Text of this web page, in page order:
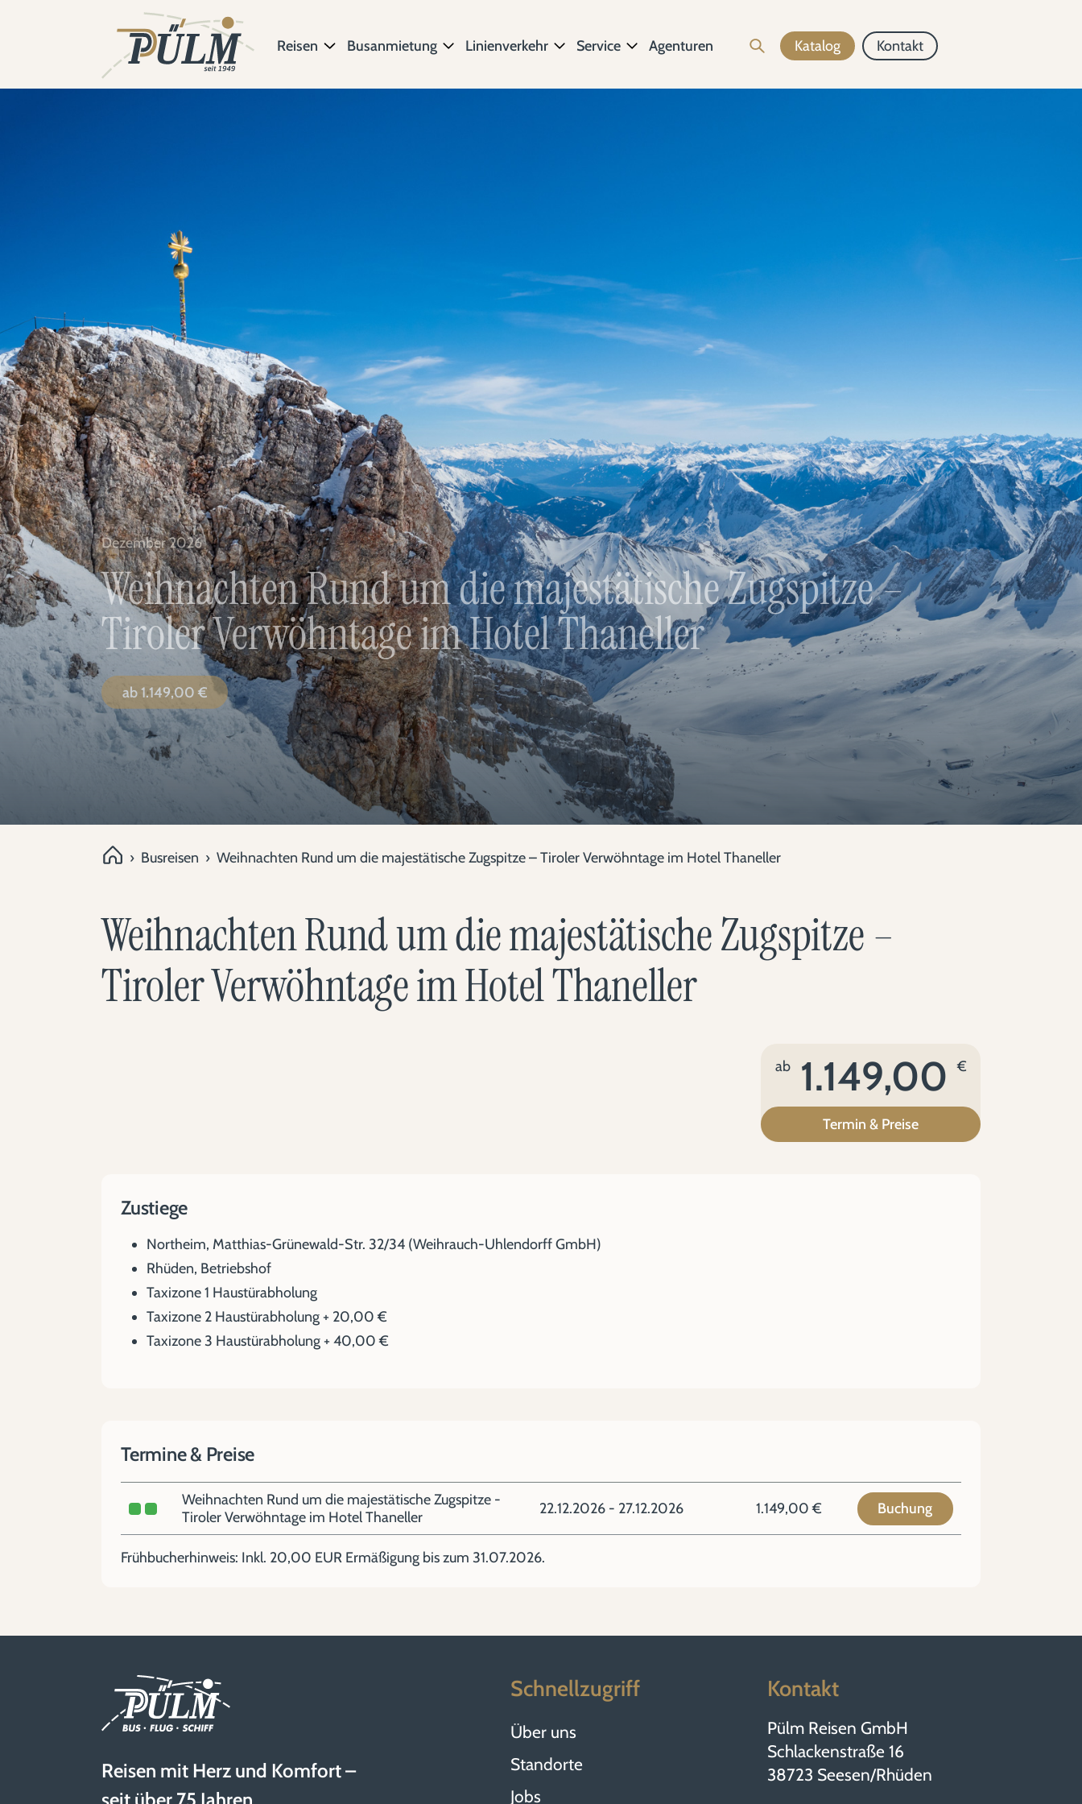
Reisen Busanmietung Linienverkehr Service Agenturen Katalog Kontakt
Dezember 2026
Weihnachten Rund um die majestätische Zugspitze –
Tiroler Verwöhntage im Hotel Thaneller
ab 1.149,00 €
› Busreisen › Weihnachten Rund um die majestätische Zugspitze – Tiroler Verwöhntage im Hotel Thaneller
Weihnachten Rund um die majestätische Zugspitze –
Tiroler Verwöhntage im Hotel Thaneller
ab 1.149,00 €
Termin & Preise
Zustiege
Northeim, Matthias-Grünewald-Str. 32/34 (Weihrauch-Uhlendorff GmbH)
Rhüden, Betriebshof
Taxizone 1 Haustürabholung
Taxizone 2 Haustürabholung + 20,00 €
Taxizone 3 Haustürabholung + 40,00 €
Termine & Preise
Weihnachten Rund um die majestätische Zugspitze -
Tiroler Verwöhntage im Hotel Thaneller
22.12.2026 - 27.12.2026 1.149,00 € Buchung
Frühbucherhinweis: Inkl. 20,00 EUR Ermäßigung bis zum 31.07.2026.
Reisen mit Herz und Komfort –
Schnellzugriff
Über uns
Standorte
Jobs
Kontakt
Pülm Reisen GmbH
Schlackenstraße 16
38723 Seesen/Rhüden